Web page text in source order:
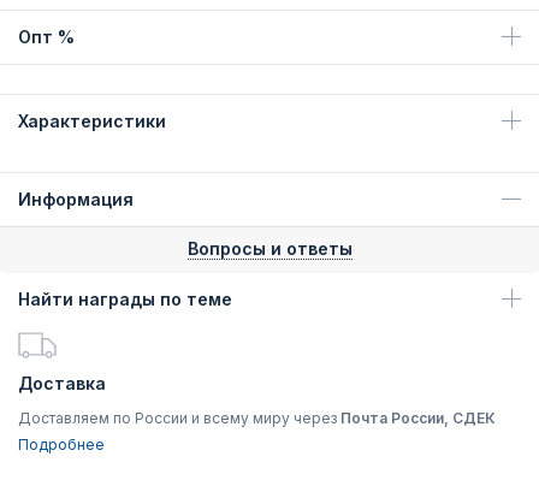
Опт %
Характеристики
Информация
Вопросы и ответы
Найти награды по теме
Доставка
Доставляем по России и всему миру через Почта России, СДЕК
Подробнее